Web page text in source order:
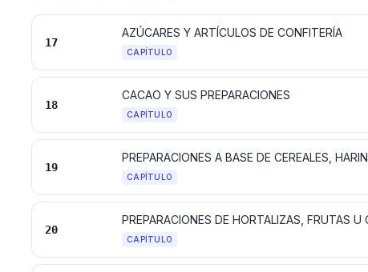
17
AZÚCARES Y ARTÍCULOS DE CONFITERÍA
CAPÍTULO
18
CACAO Y SUS PREPARACIONES
CAPÍTULO
19
CAPÍTULO
20
CAPÍTULO